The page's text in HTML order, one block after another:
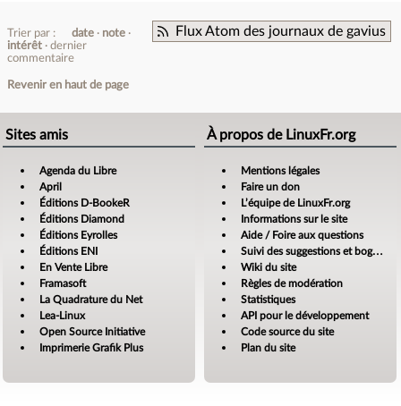
Flux Atom des journaux de gavius
Trier par : date
note
intérêt
dernier
commentaire
Revenir en haut de page
Sites amis
Agenda du Libre
April
Éditions D-BookeR
Éditions Diamond
Éditions Eyrolles
Éditions ENI
En Vente Libre
Framasoft
La Quadrature du Net
Lea-Linux
Open Source Initiative
Imprimerie Grafik Plus
À propos de LinuxFr.org
Mentions légales
Faire un don
L’équipe de LinuxFr.org
Informations sur le site
Aide / Foire aux questions
Suivi des suggestions et bogues
Wiki du site
Règles de modération
Statistiques
API pour le développement
Code source du site
Plan du site